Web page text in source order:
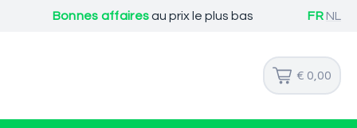
Bonnes affairesau prix le plus bas FR NL
€ 0,00